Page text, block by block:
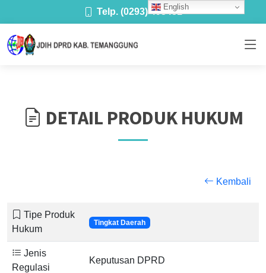
English
Telp. (0293) 493481
DETAIL PRODUK HUKUM
Kembali
Tipe Produk
Hukum
Tingkat Daerah
Jenis
Regulasi
Keputusan DPRD